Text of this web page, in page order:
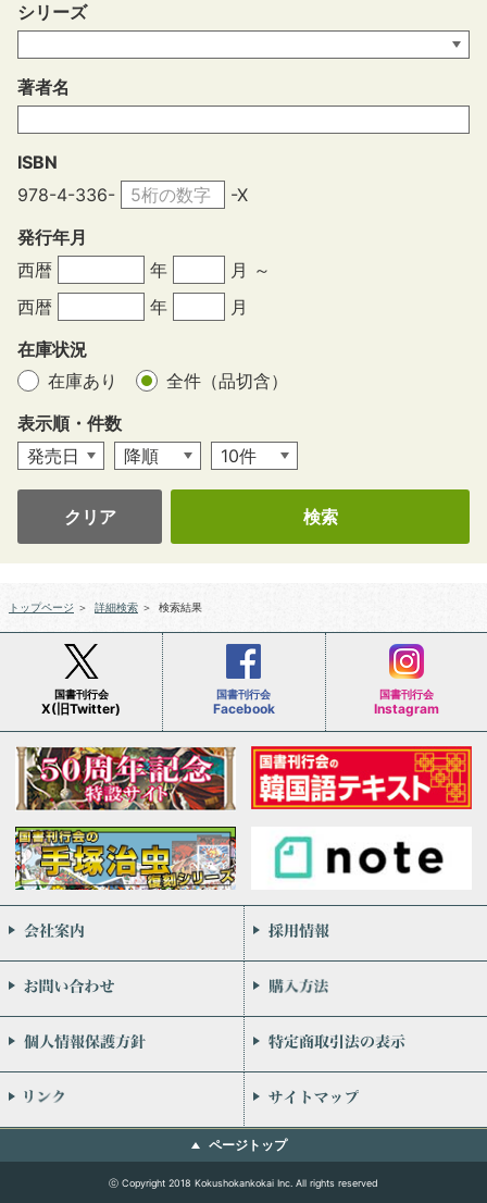
シリーズ
著者名
ISBN
978-4-336-
-X
発行年月
西暦
年
月 ～
西暦
年
月
在庫状況
在庫あり
全件（品切含）
表示順・件数
クリア
トップページ ＞ 詳細検索 ＞ 検索結果
国書刊行会
X(旧Twitter)
国書刊行会
Facebook
国書刊行会
Instagram
会社案内
お問い合わせ
個人情報保護方針
リンク
ページトップ
ⓒ Copyright 2018 Kokushokankokai Inc. All rights reserved